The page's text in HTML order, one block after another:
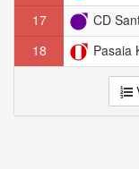
17
CD
18
Pasaia